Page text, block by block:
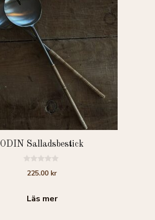
ODIN Salladsbestick
225.00 kr
Läs mer